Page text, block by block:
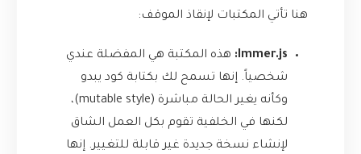
هنا تأتي المكتبات لإنقاذ الموقف:
Immer.js:
هذه المكتبة هي المفضلة عندي
شخصياً. إنها تسمح لك بكتابة كود يبدو
وكأنه يغير الحالة مباشرة (mutable style)،
لكنها في الخلفية تقوم بكل العمل الشاق
لإنشاء نسخة جديدة غير قابلة للتغيير. إنها